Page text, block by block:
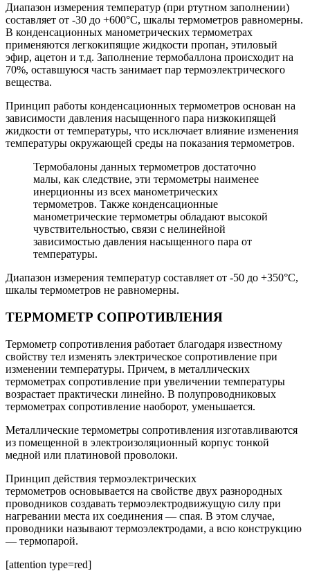
Диапазон измерения температур (при ртутном заполнении)
составляет от -30 до +600°С, шкалы термометров равномерны.
В конденсационных манометрических термометрах
применяются легкокипящие жидкости пропан, этиловый
эфир, ацетон и т.д. Заполнение термобаллона происходит на
70%, оставшуюся часть занимает пар термоэлектрического
вещества.
Принцип работы конденсационных термометров основан на
зависимости давления насыщенного пара низкокипящей
жидкости от температуры, что исключает влияние изменения
температуры окружающей среды на показания термометров.
Термобалоны данных термометров достаточно
малы, как следствие, эти термометры наименее
инерционны из всех манометрических
термометров. Также конденсационные
манометрические термометры обладают высокой
чувствительностью, связи с нелинейной
зависимостью давления насыщенного пара от
температуры.
Диапазон измерения температур составляет от -50 до +350°С,
шкалы термометров не равномерны.
ТЕРМОМЕТР СОПРОТИВЛЕНИЯ
Термометр сопротивления работает благодаря известному
свойству тел изменять электрическое сопротивление при
изменении температуры. Причем, в металлических
термометрах сопротивление при увеличении температуры
возрастает практически линейно. В полупроводниковых
термометрах сопротивление наоборот, уменьшается.
Металлические термометры сопротивления изготавливаются
из помещенной в электроизоляционный корпус тонкой
медной или платиновой проволоки.
Принцип действия термоэлектрических
термометров основывается на свойстве двух разнородных
проводников создавать термоэлектродвижущую силу при
нагревании места их соединения — спая. В этом случае,
проводники называют термоэлектродами, а всю конструкцию
— термопарой.
[attention type=red]